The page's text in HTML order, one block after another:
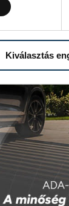
Kiválasztás